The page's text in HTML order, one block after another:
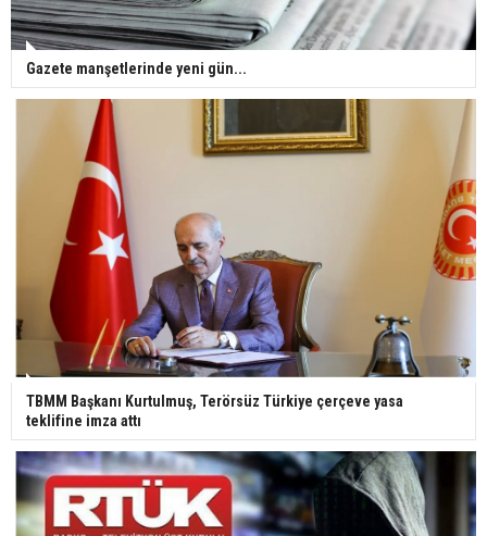
Gazete manşetlerinde yeni gün...
TBMM Başkanı Kurtulmuş, Terörsüz Türkiye çerçeve yasa
teklifine imza attı